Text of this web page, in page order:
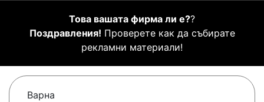
Това вашата фирма ли е??
Поздравления! Проверете как да събирате
рекламни материали!
Варна